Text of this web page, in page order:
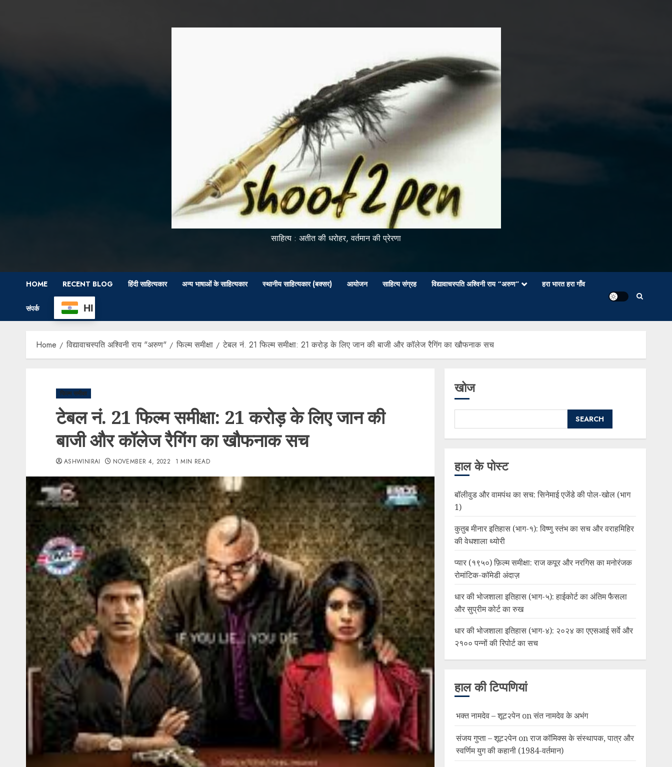
साहित्य : अतीत की धरोहर, वर्तमान की प्रेरणा
HOME RECENT BLOG हिंदी साहित्यकार अन्य भाषाओं के साहित्यकार स्थानीय साहित्यकार (बक्सर) आयोजन साहित्य संग्रह विद्यावाचस्पति अश्विनी राय “अरुण” हरा भारत हरा गाँव
संपर्क HI
Home विद्यावाचस्पति अश्विनी राय "अरुण" फिल्म समीक्षा टेबल नं. 21 फिल्म समीक्षा: 21 करोड़ के लिए जान की बाजी और कॉलेज रैगिंग का खौफनाक सच
फिल्म समीक्षा
टेबल नं. 21 फिल्म समीक्षा: 21 करोड़ के लिए जान की
बाजी और कॉलेज रैगिंग का खौफनाक सच
ASHWINIRAI NOVEMBER 4, 2022 1 MIN READ
खोज
SEARCH
हाल के पोस्ट
बॉलीवुड और वामपंथ का सच: सिनेमाई एजेंडे की पोल-खोल (भाग
1)
कुतुब मीनार इतिहास (भाग-१): विष्णु स्तंभ का सच और वराहमिहिर
की वेधशाला थ्योरी
प्यार (१९५०) फ़िल्म समीक्षा: राज कपूर और नरगिस का मनोरंजक
रोमांटिक-कॉमेडी अंदाज़
धार की भोजशाला इतिहास (भाग-५): हाईकोर्ट का अंतिम फैसला
और सुप्रीम कोर्ट का रुख
धार की भोजशाला इतिहास (भाग-४): २०२४ का एएसआई सर्वे और
२१०० पन्नों की रिपोर्ट का सच
हाल की टिप्पणियां
भक्त नामदेव – शूट२पेनonसंत नामदेव के अभंग
संजय गुप्ता – शूट२पेनonराज कॉमिक्स के संस्थापक, पात्र और
स्वर्णिम युग की कहानी (1984-वर्तमान)